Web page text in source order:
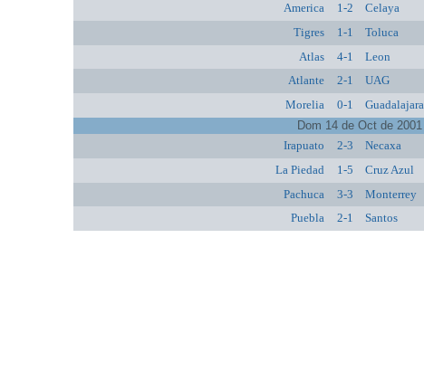
America
1-2 Celaya
Tigres
1-1 Toluca
Atlas
4-1 Leon
Atlante
2-1 UAG
Morelia
0-1 Guadalajara
Dom 14 de Oct de 2001
Irapuato
2-3 Necaxa
La Piedad
1-5 Cruz Azul
Pachuca
3-3 Monterrey
Puebla
2-1 Santos